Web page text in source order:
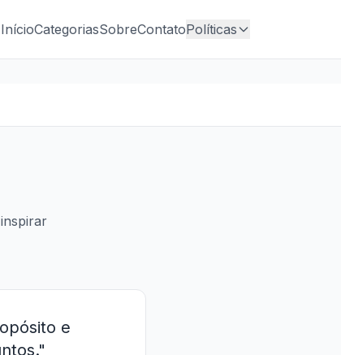
InícioCategoriasSobreContatoPolíticas
e